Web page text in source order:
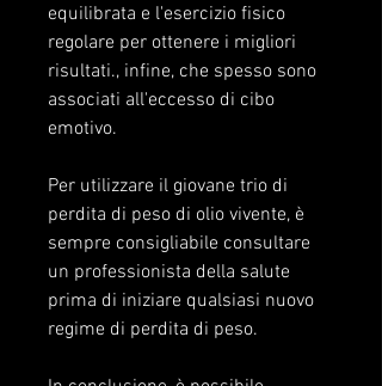
equilibrata e l'esercizio fisico
regolare per ottenere i migliori
risultati., infine, che spesso sono
associati all'eccesso di cibo
emotivo.
Per utilizzare il giovane trio di
perdita di peso di olio vivente, è
sempre consigliabile consultare
un professionista della salute
prima di iniziare qualsiasi nuovo
regime di perdita di peso.